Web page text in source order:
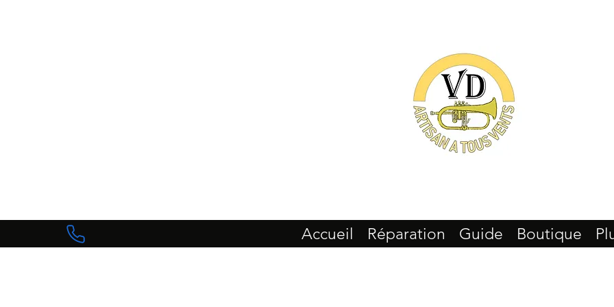
Accueil Réparation Guide Boutique